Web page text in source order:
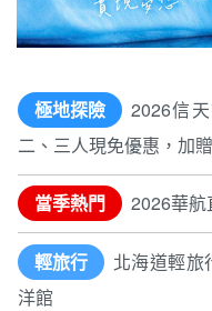
極地探險
2026信
二、三人現免優惠，加
當季熱門 2026華航
輕旅行
北海道輕旅
洋館